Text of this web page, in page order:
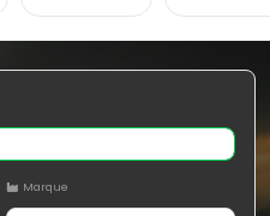
Marque